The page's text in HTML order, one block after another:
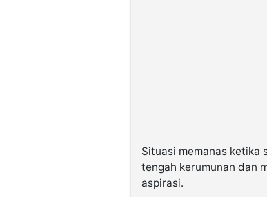
Situasi memanas ketika
tengah kerumunan dan
aspirasi.